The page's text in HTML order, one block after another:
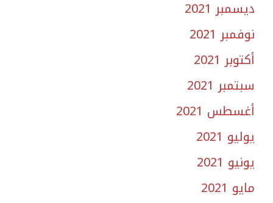
ديسمبر 2021
نوفمبر 2021
أكتوبر 2021
سبتمبر 2021
أغسطس 2021
يوليو 2021
يونيو 2021
مايو 2021